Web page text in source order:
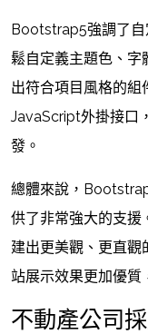
Bootstrap5強調了自
鬆自定義主題色、
出符合項目風格的
JavaScript外掛接口
發。
總體來說，
供了非常強大的支援
建出更美觀、更直
站展示效果更加優質
不動產公司